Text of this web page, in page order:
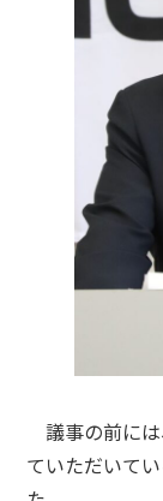
議事の前に
ていただいて